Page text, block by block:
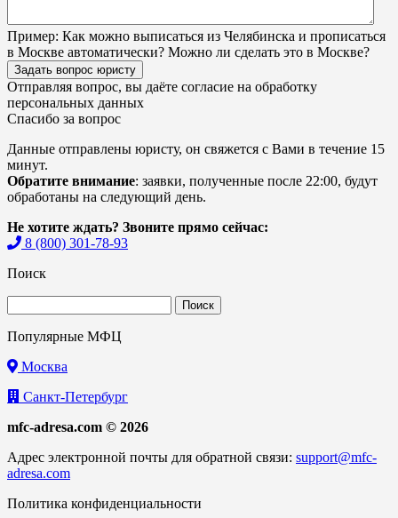
Пример: Как можно выписаться из Челябинска и прописаться
в Москве автоматически? Можно ли сделать это в Москве?
Задать вопрос юристу
Отправляя вопрос, вы даёте согласие на обработку
персональных данных
Спасибо за вопрос
Данные отправлены юристу, он свяжется с Вами в течение 15
минут.
Обратите внимание: заявки, полученные после 22:00, будут
обработаны на следующий день.
Не хотите ждать? Звоните прямо сейчас:
8 (800) 301-78-93
Поиск
Популярные МФЦ
Москва
Санкт-Петербург
mfc-adresa.com © 2026
Адрес электронной почты для обратной связи: support@mfc-
adresa.com
Политика конфиденциальности